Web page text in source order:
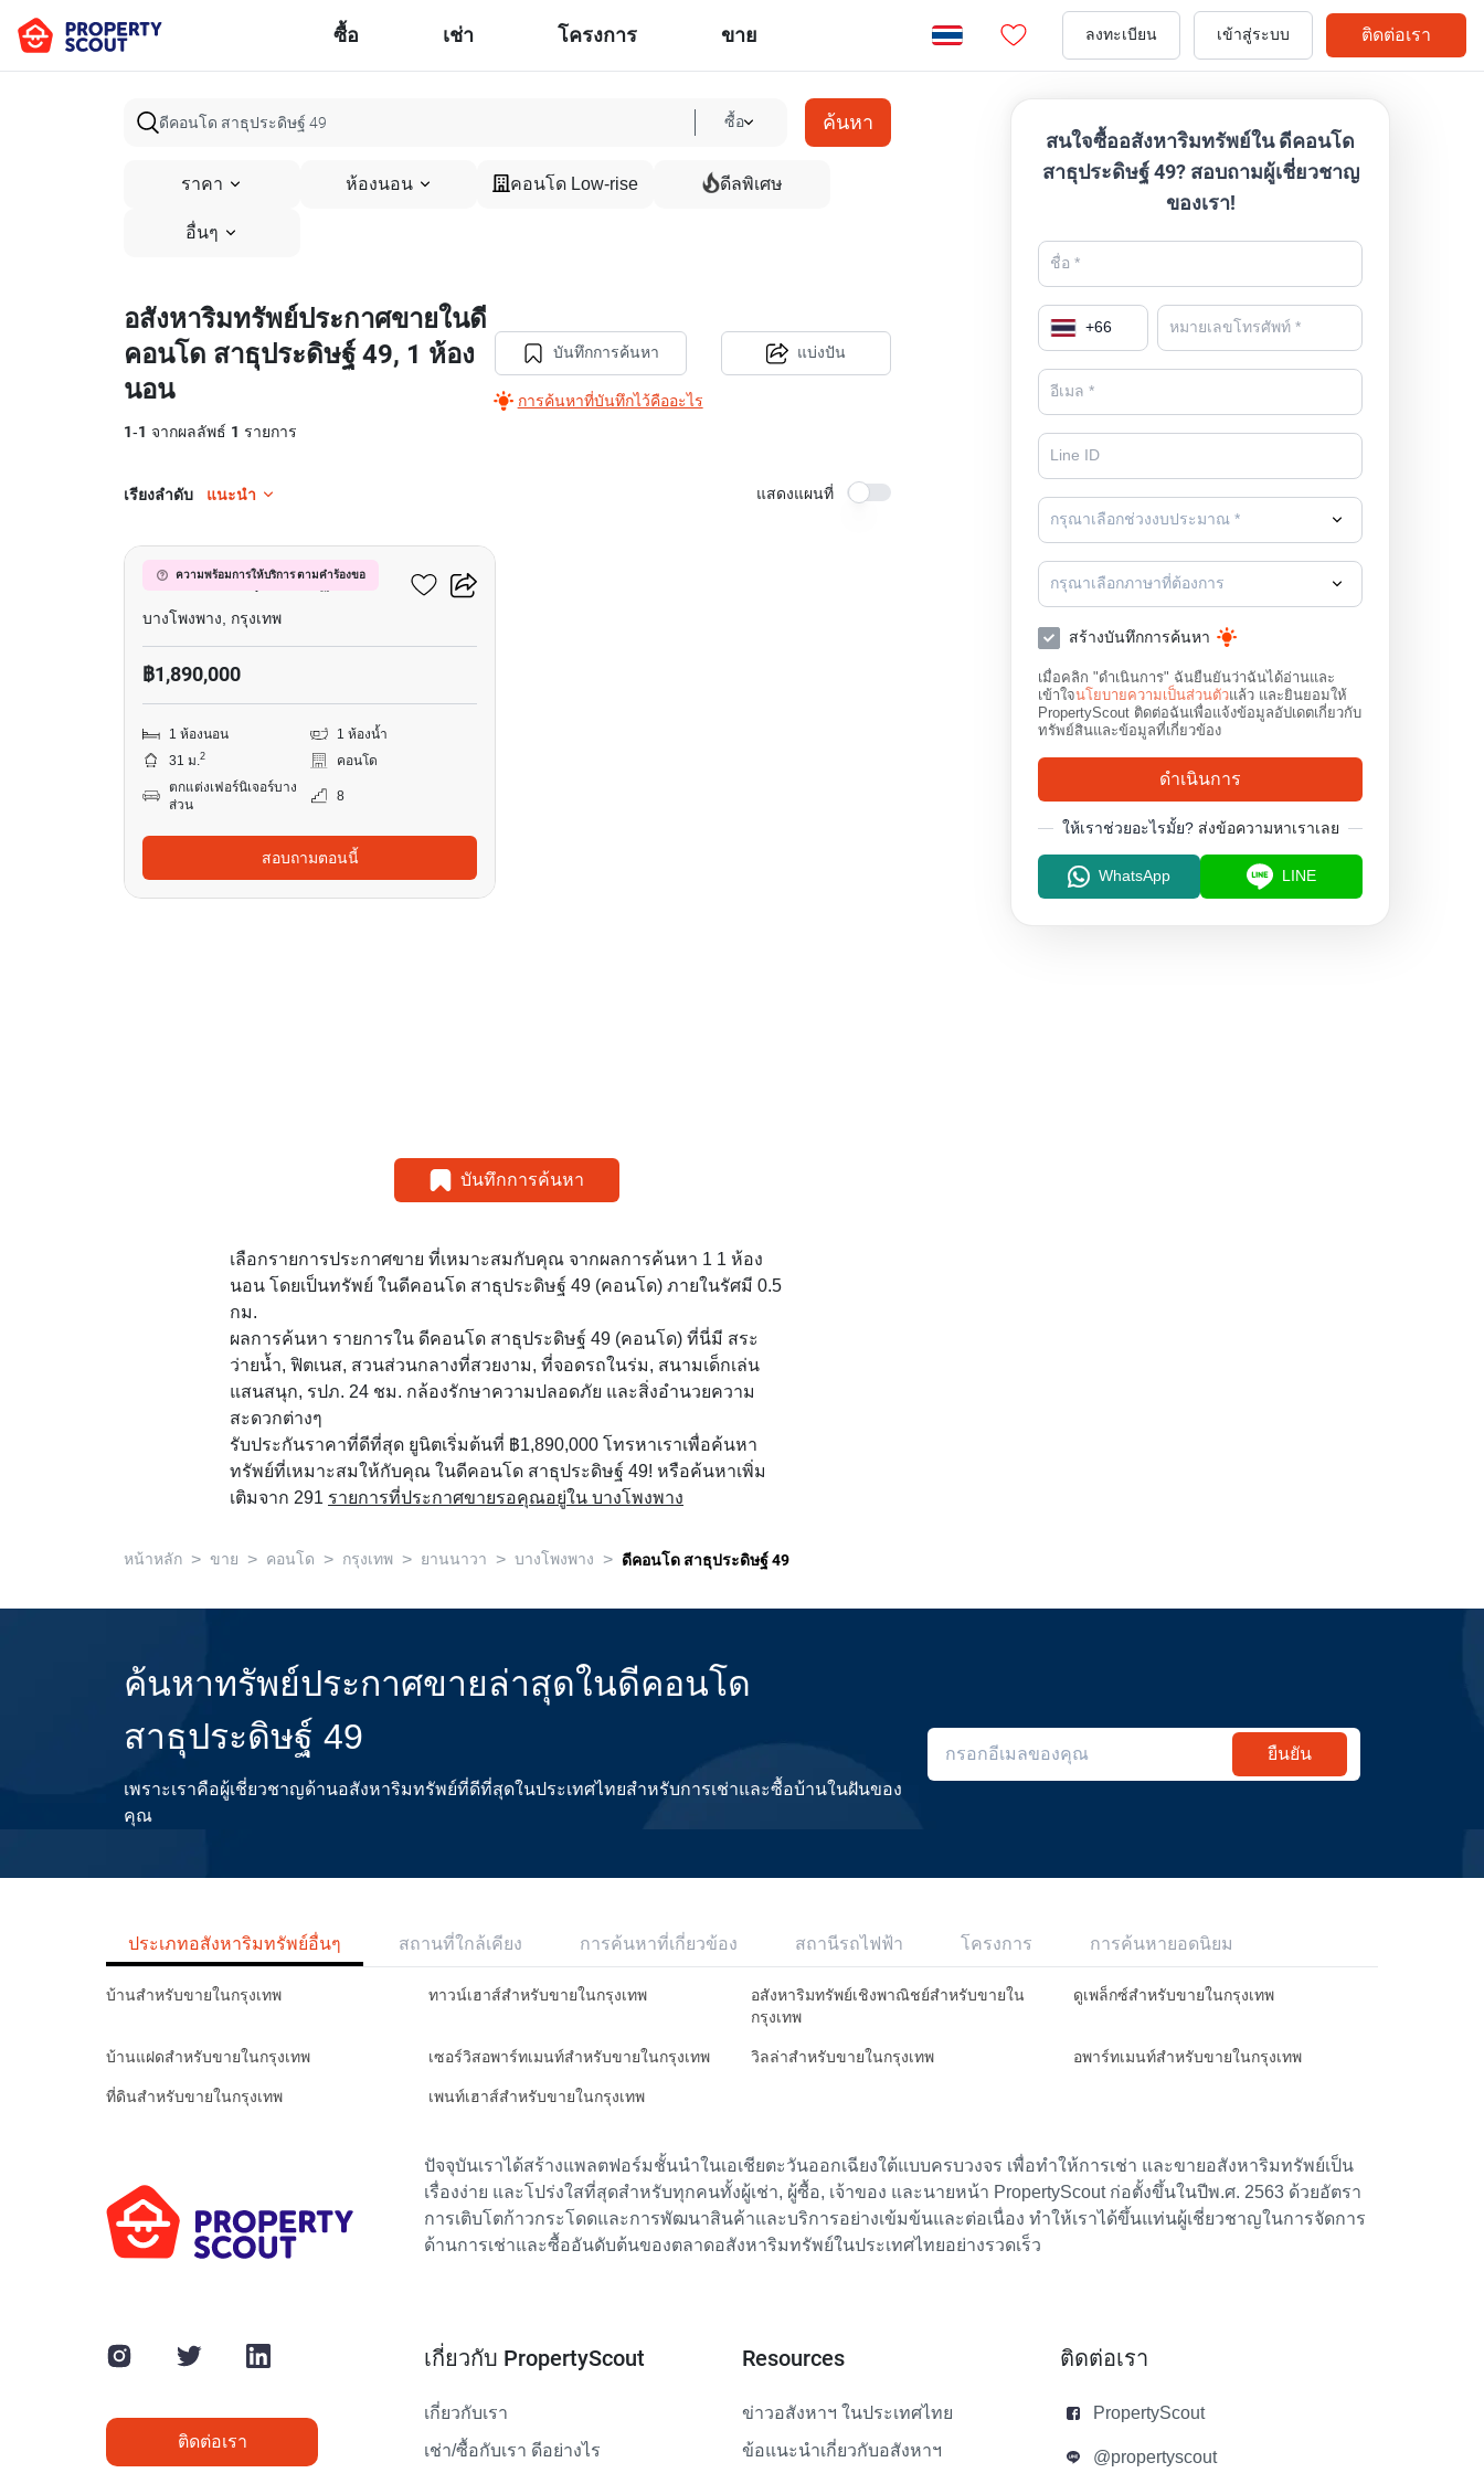
ซื้อ เช่า โครงการ ขาย ลงทะเบียน เข้าสู่ระบบ ติดต่อเรา
ซื้อ ค้นหา
ราคา ห้องนอน คอนโด Low-rise ดีลพิเศษ
อื่นๆ
อสังหาริมทรัพย์ประกาศขายในดี
คอนโด สาธุประดิษฐ์ 49, 1 ห้อง
นอน
1-1 จากผลลัพธ์ 1 รายการ
บันทึกการค้นหา
การค้นหาที่บันทึกไว้คืออะไร
แบ่งปัน
เรียงลำดับ แนะนำ แสดงแผนที่
ความพร้อมการให้บริการ ตามคำร้องขอ
ดีคอนโด สาธุประดิษฐ์ 49
บางโพงพาง, กรุงเทพ
฿1,890,000
1 ห้องนอน
1 ห้องน้ำ
31 ม.2
คอนโด
ตกแต่งเฟอร์นิเจอร์บาง
ส่วน
8
สอบถามตอนนี้
บันทึกการค้นหา
เลือกรายการประกาศขาย ที่เหมาะสมกับคุณ จากผลการค้นหา 1 1 ห้อง
นอน โดยเป็นทรัพย์ ในดีคอนโด สาธุประดิษฐ์ 49 (คอนโด) ภายในรัศมี 0.5
กม.
ผลการค้นหา รายการใน ดีคอนโด สาธุประดิษฐ์ 49 (คอนโด) ที่นี่มี สระ
ว่ายน้ำ, ฟิตเนส, สวนส่วนกลางที่สวยงาม, ที่จอดรถในร่ม, สนามเด็กเล่น
แสนสนุก, รปภ. 24 ชม. กล้องรักษาความปลอดภัย และสิ่งอำนวยความ
สะดวกต่างๆ
รับประกันราคาที่ดีที่สุด ยูนิตเริ่มต้นที่ ฿1,890,000 โทรหาเราเพื่อค้นหา
ทรัพย์ที่เหมาะสมให้กับคุณ ในดีคอนโด สาธุประดิษฐ์ 49! หรือค้นหาเพิ่ม
เติมจาก 291 รายการที่ประกาศขายรอคุณอยู่ใน บางโพงพาง
สนใจซื้ออสังหาริมทรัพย์ใน ดีคอนโด
สาธุประดิษฐ์ 49? สอบถามผู้เชี่ยวชาญ
ของเรา!
+66
กรุณาเลือกช่วงงบประมาณ *
กรุณาเลือกภาษาที่ต้องการ
สร้างบันทึกการค้นหา
เมื่อคลิก "ดำเนินการ" ฉันยืนยันว่าฉันได้อ่านและ
เข้าใจนโยบายความเป็นส่วนตัวแล้ว และยินยอมให้
PropertyScout ติดต่อฉันเพื่อแจ้งข้อมูลอัปเดตเกี่ยวกับ
ทรัพย์สินและข้อมูลที่เกี่ยวข้อง
ดำเนินการ
ให้เราช่วยอะไรมั้ย? ส่งข้อความหาเราเลย
WhatsApp LINE
หน้าหลัก > ขาย > คอนโด > กรุงเทพ > ยานนาวา > บางโพงพาง > ดีคอนโด สาธุประดิษฐ์ 49
ค้นหาทรัพย์ประกาศขายล่าสุดในดีคอนโด
สาธุประดิษฐ์ 49
เพราะเราคือผู้เชี่ยวชาญด้านอสังหาริมทรัพย์ที่ดีที่สุดในประเทศไทยสำหรับการเช่าและซื้อบ้านในฝันของ
คุณ
ยืนยัน
ประเภทอสังหาริมทรัพย์อื่นๆ สถานที่ใกล้เคียง การค้นหาที่เกี่ยวข้อง สถานีรถไฟฟ้า โครงการ การค้นหายอดนิยม
บ้านสำหรับขายในกรุงเทพ ทาวน์เฮาส์สำหรับขายในกรุงเทพ
อสังหาริมทรัพย์เชิงพาณิชย์สำหรับขายใน
กรุงเทพ
ดูเพล็กซ์สำหรับขายในกรุงเทพ
บ้านแฝดสำหรับขายในกรุงเทพ เซอร์วิสอพาร์ทเมนท์สำหรับขายในกรุงเทพ วิลล่าสำหรับขายในกรุงเทพ อพาร์ทเมนท์สำหรับขายในกรุงเทพ
ที่ดินสำหรับขายในกรุงเทพ เพนท์เฮาส์สำหรับขายในกรุงเทพ
ปัจจุบันเราได้สร้างแพลตฟอร์มชั้นนำในเอเชียตะวันออกเฉียงใต้แบบครบวงจร เพื่อทำให้การเช่า และขายอสังหาริมทรัพย์เป็น
เรื่องง่าย และโปร่งใสที่สุดสำหรับทุกคนทั้งผู้เช่า, ผู้ซื้อ, เจ้าของ และนายหน้า PropertyScout ก่อตั้งขึ้นในปีพ.ศ. 2563 ด้วยอัตรา
การเติบโตก้าวกระโดดและการพัฒนาสินค้าและบริการอย่างเข้มข้นและต่อเนื่อง ทำให้เราได้ขึ้นแท่นผู้เชี่ยวชาญในการจัดการ
ด้านการเช่าและซื้ออันดับต้นของตลาดอสังหาริมทรัพย์ในประเทศไทยอย่างรวดเร็ว
ติดต่อเรา
เกี่ยวกับ PropertyScout
เกี่ยวกับเรา
เช่า/ซื้อกับเรา ดีอย่างไร
Resources
ข่าวอสังหาฯ ในประเทศไทย
ข้อแนะนำเกี่ยวกับอสังหาฯ
ติดต่อเรา
PropertyScout
@propertyscout